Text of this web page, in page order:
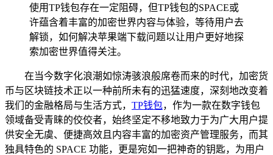
使用TP钱包存在一定阻碍，但TP钱包的SPACE或
许蕴含着丰富的加密世界内容与体验，等待用户去
解锁，如何解决苹果端下载问题以让用户更好地探
索加密世界值得关注。
在当今数字化浪潮如惊涛骇浪般席卷而来的时代，加密货
币与区块链技术正以一种前所未有的迅猛速度，深刻地改变着
我们的金融格局与生活方式， TP钱包，作为一款在数字钱包
领域备受青睐的佼佼者，始终坚定不移地致力于为广大用户提
供安全无虞、便捷高效且内容丰富的加密资产管理服务，而其
独具特色的 SPACE 功能，更是宛如一把神奇的钥匙，为用户